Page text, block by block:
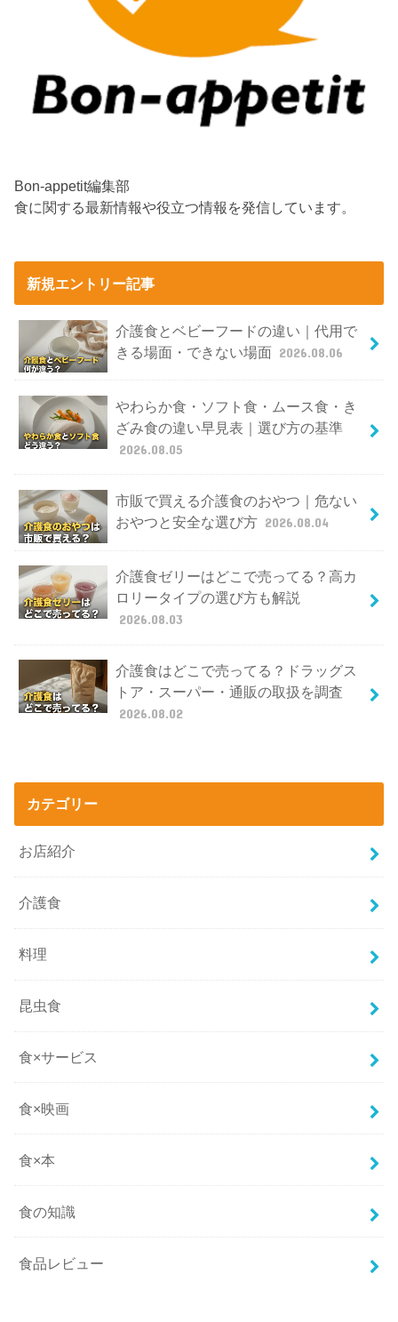
Bon-appetit編集部
食に関する最新情報や役立つ情報を発信しています。
新規エントリー記事
介護食とベビーフードの違い｜代用で
きる場面・できない場面 2026.08.06
やわらか食・ソフト食・ムース食・き
ざみ食の違い早見表｜選び方の基準
2026.08.05
市販で買える介護食のおやつ｜危ない
おやつと安全な選び方 2026.08.04
介護食ゼリーはどこで売ってる？高カ
ロリータイプの選び方も解説
2026.08.03
介護食はどこで売ってる？ドラッグス
トア・スーパー・通販の取扱を調査
2026.08.02
カテゴリー
お店紹介
介護食
料理
昆虫食
食×サービス
食×映画
食×本
食の知識
食品レビュー